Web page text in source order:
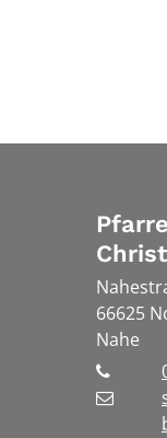
66625
Nahe